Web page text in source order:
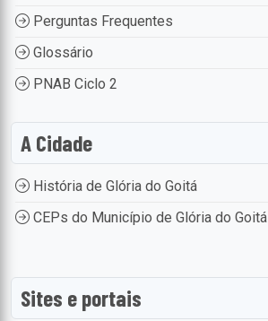
Perguntas Frequentes
Glossário
PNAB Ciclo 2
A Cidade
História de Glória do Goitá
CEPs do Município de Glória do Goitá
Sites e portais